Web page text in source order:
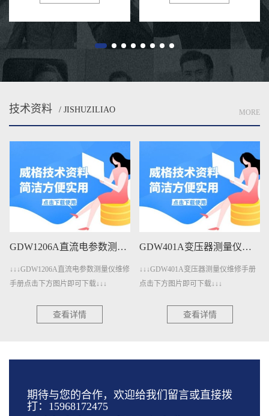
重要的冷却作用。相比传统机械水
性直接影响用户体验和电网安全。
低...
技术资料 / JISHUZILIAO MORE
GDW1206A直流电参数测量仪维修手册下载
↓↓↓GDW1206A直流电参数测量仪维修
手册点击下方图片即可下载↓↓↓
查看详情
GDW401A变压器测量仪维修手册下载
↓↓↓GDW401A变压器测量仪维修手册
点击下方图片即可下载↓↓↓
查看详情
期待与您的合作，欢迎给我们留言或直接拨
打：15968172475